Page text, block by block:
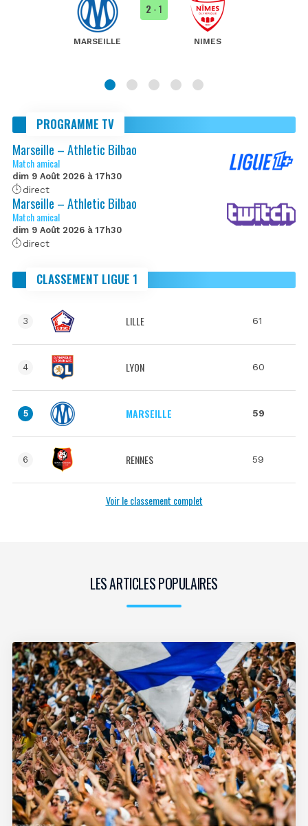
MARSEILLE
2 - 1
NIMES
PROGRAMME TV
Marseille – Athletic Bilbao
Match amical
dim 9 Août 2026 à 17h30
direct
Marseille – Athletic Bilbao
Match amical
dim 9 Août 2026 à 17h30
direct
CLASSEMENT LIGUE 1
3 LILLE 61
4 LYON 60
5 MARSEILLE 59
6 RENNES 59
Voir le classement complet
LES ARTICLES POPULAIRES